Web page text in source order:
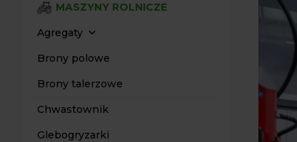
MASZYNY ROLNICZE
Agregaty
Brony polowe
Brony talerzowe
Chwastownik
Glebogryzarki